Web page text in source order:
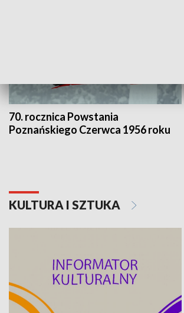
70. rocznica Powstania
Poznańskiego Czerwca 1956 roku
KULTURA I SZTUKA